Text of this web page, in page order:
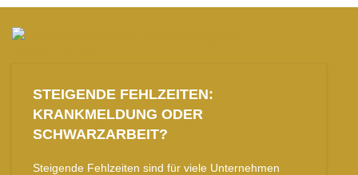
STEIGENDE FEHLZEITEN:
KRANKMELDUNG ODER
SCHWARZARBEIT?
Steigende Fehlzeiten sind für viele Unternehmen